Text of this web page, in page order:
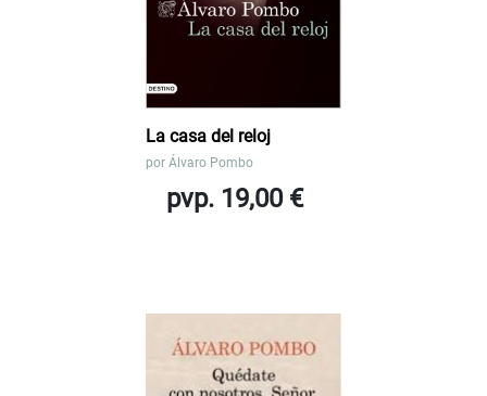
La casa del reloj
por Álvaro Pombo
pvp. 19,00 €